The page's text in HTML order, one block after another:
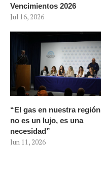
Vencimientos 2026
Jul 16, 2026
“El gas en nuestra región
no es un lujo, es una
necesidad”
Jun 11, 2026